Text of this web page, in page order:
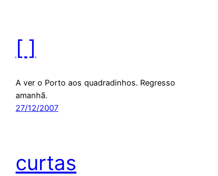
[ ]
A ver o Porto aos quadradinhos. Regresso
amanhã.
27/12/2007
curtas